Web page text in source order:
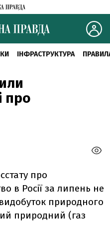
ІНФРАСТРУКТУРА
про
про
в Росії за липень не
природного
природний (газ